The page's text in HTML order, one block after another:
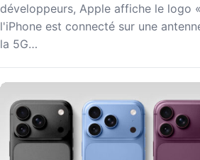
développeurs, Apple affiche le logo
l'iPhone est connecté sur une
la 5G…